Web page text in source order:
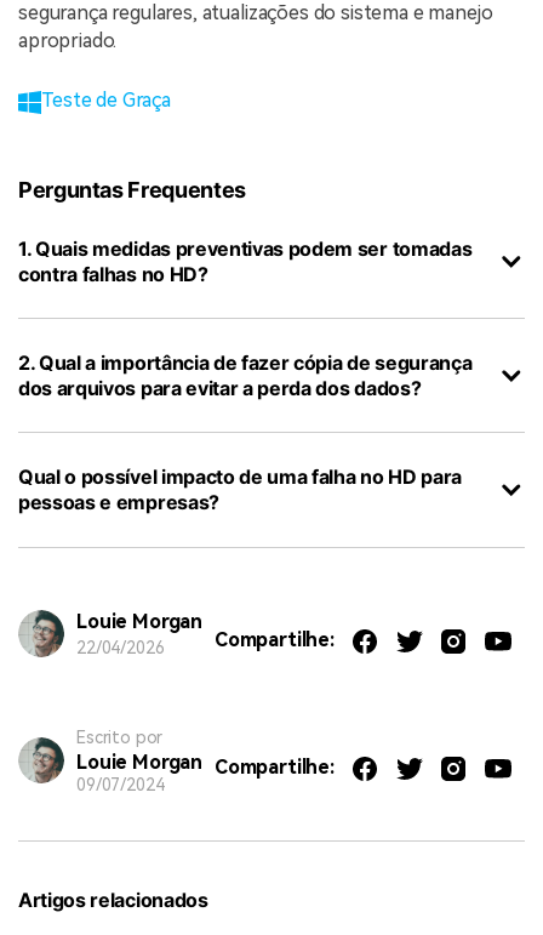
segurança regulares, atualizações do sistema e manejo
apropriado.
Teste de Graça
Perguntas Frequentes
1. Quais medidas preventivas podem ser tomadas
contra falhas no HD?
2. Qual a importância de fazer cópia de segurança
dos arquivos para evitar a perda dos dados?
Qual o possível impacto de uma falha no HD para
pessoas e empresas?
Louie Morgan
22/04/2026 Compartilhe:
Escrito por
Louie Morgan
09/07/2024
Compartilhe:
Artigos relacionados